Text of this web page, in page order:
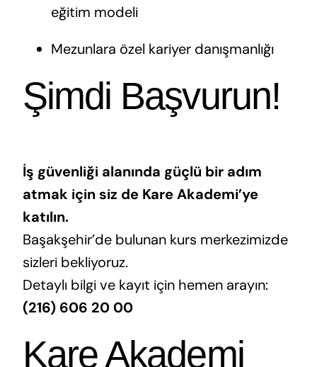
eğitim modeli
Mezunlara özel kariyer danışmanlığı
Şimdi Başvurun!
İş güvenliği alanında güçlü bir adım
atmak için siz de Kare Akademi’ye
katılın.
Başakşehir’de bulunan kurs merkezimizde
sizleri bekliyoruz.
Detaylı bilgi ve kayıt için hemen arayın:
(216) 606 20 00
Kare Akademi